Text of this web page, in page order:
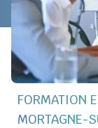
FORMATION
MORTAGNE-